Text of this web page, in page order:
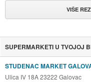
VIŠE
SUPERMARKETI U TVOJOJ
STUDENAC MARKET
Ulica IV 18A 23222 Galovac